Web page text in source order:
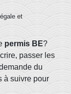
et
permis BE?
passer les
du
à suivre pour